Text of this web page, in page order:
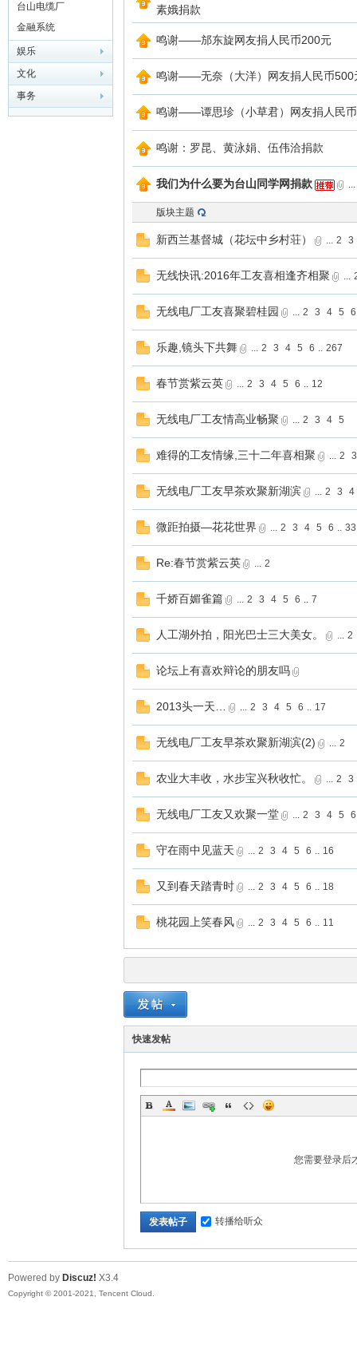
网
台山电缆厂
金融系统
娱乐
文化
事务
素娥捐款
鸣谢——邡东旋网友捐人民币200元
鸣谢——无奈（大洋）网友捐人民币500
鸣谢——谭思珍（小草君）网友捐人民
鸣谢：罗昆、黄泳娟、伍伟洽捐款
我们为什么要为台山同学网捐款 ...
版块主题
新西兰基督城（花坛中乡村荘） ... 2 3
无线快讯:2016年工友喜相逢齐相聚 ...
无线电厂工友喜聚碧桂园 ... 2 3 4 5 6
乐趣,镜头下共舞 ... 2 3 4 5 6 .. 267
春节赏紫云英 ... 2 3 4 5 6 .. 12
无线电厂工友情高业畅聚 ... 2 3 4 5
难得的工友情缘,三十二年喜相聚 ... 2 3
无线电厂工友早茶欢聚新湖滨 ... 2 3 4
微距拍摄—花花世界 ... 2 3 4 5 6 .. 33
Re:春节赏紫云英 ... 2
千娇百媚雀篇 ... 2 3 4 5 6 .. 7
人工湖外拍，阳光巴士三大美女。 ... 2
论坛上有喜欢辩论的朋友吗
2013头一天… ... 2 3 4 5 6 .. 17
无线电厂工友早茶欢聚新湖滨(2) ... 2
农业大丰收，水步宝兴秋收忙。 ... 2 3
无线电厂工友又欢聚一堂 ... 2 3 4 5 6
守在雨中见蓝天 ... 2 3 4 5 6 .. 16
又到春天踏青时 ... 2 3 4 5 6 .. 18
桃花园上笑春风 ... 2 3 4 5 6 .. 11
快速发帖
您需要登录后
发表帖子 转播给听众
Powered by Discuz! X3.4
Copyright © 2001-2021, Tencent Cloud.